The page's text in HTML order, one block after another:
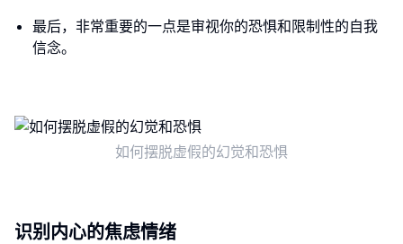
最后，非常重要的一点是审视你的恐惧和限制性的自我
信念。
如何摆脱虚假的幻觉和恐惧
识别内心的焦虑情绪